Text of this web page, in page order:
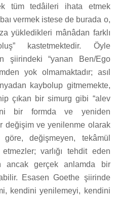
tüm tedâileri ihata etmek
vermek istese de burada o,
yükledikleri mânâdan farklı
kastetmektedir. Öyle
şiirindeki “yanan Ben/Ego
yok olmamaktadır; asıl
kaybolup gitmemekte,
çıkan bir simurg gibi “alev
bir formda ve yeniden
değişim ve yenilenme olarak
göre, değişmeyen, tekâmül
varlığı tehdit eden
ancak gerçek anlamda bir
Esasen Goethe şiirinde
kendini yenilemeyi, kendini